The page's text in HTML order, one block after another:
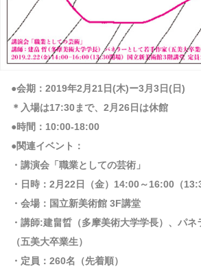
●会期：2019年2月21日(木)ー3月3日(日)
＊入場は17:30まで、2月26日は休館
●時間：10:00-18:00
●関連イベント：
・講演会「職業としての芸術」
・日時：2月22日（金）14:00～16:00（
・会場：国立新美術館 3F講堂
・講師:建畠晢（多摩美術大学学長）、パ
（五美大卒業生）
・定員：260名（先着順）